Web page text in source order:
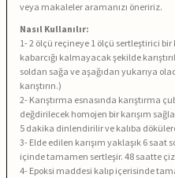
veya makaleler aramanızı öneririz.
Nasıl Kullanılır:
1- 2 ölçü reçineye 1 ölçü sertleştirici
kabarcığı kalmayacak şekilde
soldan sağa ve aşağıdan yukarıya
karıştırın.)
2- Karıştırma esnasında karıştırma
değdirilecek homojen bir karışım
5 dakika dinlendirilir ve kalıba
3- Elde edilen karışım yaklaşık 6
içinde tamamen sertleşir. 48 saatte
4- Epoksi maddesi kalıp içerisinde